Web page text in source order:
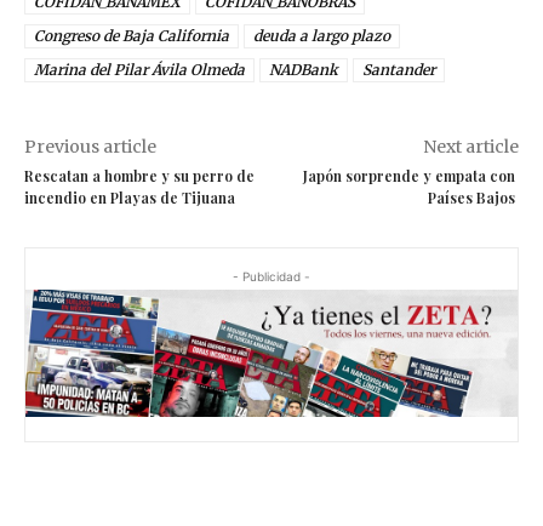
Congreso de Baja California
deuda a largo plazo
Marina del Pilar Ávila Olmeda
NADBank Santander
Previous article
Rescatan a hombre y su perro de
incendio en Playas de Tijuana
Next article
Japón sorprende y empata con
Países Bajos
- Publicidad -